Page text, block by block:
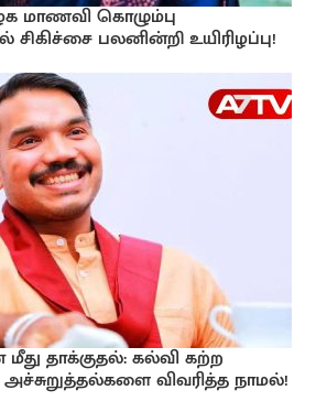
மாணவி கொழும்பு
பலனின்றி உயிரிழப்பு!
தாக்குதல்: கல்வி கற்ற
விவரித்த நாமல்!